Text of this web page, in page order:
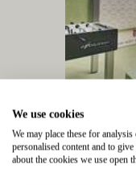
We use cookies
We may place these for
personalised content and to
about the cookies we use open